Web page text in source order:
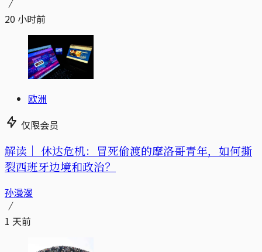
20 小时前
欧洲
仅限会员
解读｜ 休达危机：冒死偷渡的摩洛哥青年，如何撕
裂西班牙边境和政治？
孙漫漫
1 天前